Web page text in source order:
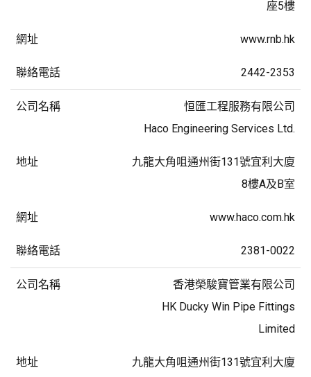
座5樓
www.rnb.hk
2442-2353
恒匯工程服務有限公司
Haco Engineering Services Ltd.
九龍大角咀通州街131號宜利大廈
8樓A及B室
www.haco.com.hk
2381-0022
香港榮駿寶管業有限公司
HK Ducky Win Pipe Fittings
Limited
九龍大角咀通州街131號宜利大廈